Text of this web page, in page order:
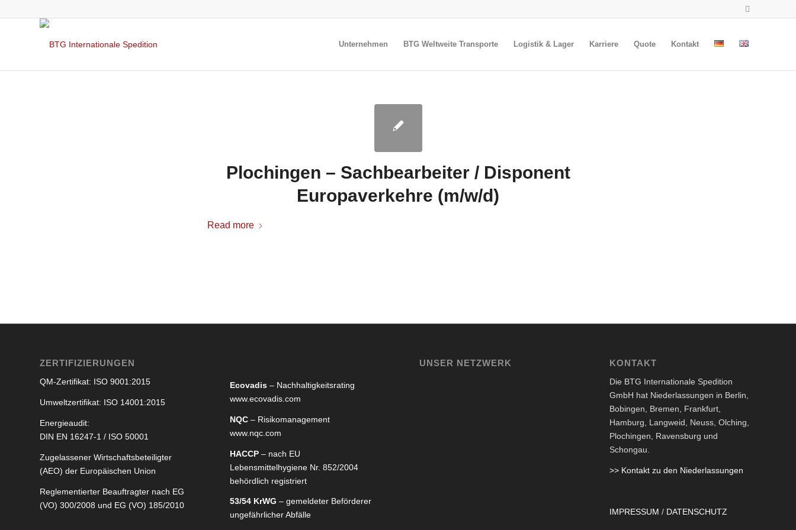
Unternehmen BTG Weltweite Transporte Logistik & Lager Karriere Quote Kontakt
Plochingen – Sachbearbeiter / Disponent
Europaverkehre (m/w/d)
Read more
ZERTIFIZIERUNGEN
QM-Zertifikat: ISO 9001:2015
Umweltzertifikat: ISO 14001:2015
Energieaudit:
DIN EN 16247-1 / ISO 50001
Zugelassener Wirtschaftsbeteiligter
(AEO) der Europäischen Union
Reglementierter Beauftragter nach EG
(VO) 300/2008 und EG (VO) 185/2010
Ecovadis– Nachhaltigkeitsrating
www.ecovadis.com
NQC– Risikomanagement
www.nqc.com
HACCP– nach EU
Lebensmittelhygiene Nr. 852/2004
behördlich registriert
53/54 KrWG – gemeldeter Beförderer
ungefährlicher Abfälle
UNSER NETZWERK KONTAKT
Die BTG Internationale Spedition
GmbH hat Niederlassungen in Berlin,
Bobingen, Bremen, Frankfurt,
Hamburg, Langweid, Neuss, Olching,
Plochingen, Ravensburg und
Schongau.
>> Kontakt zu den Niederlassungen
IMPRESSUM / DATENSCHUTZ